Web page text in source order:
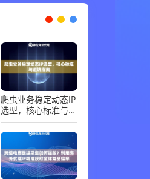
爬虫业务稳定动态IP
选型，核心标准与避